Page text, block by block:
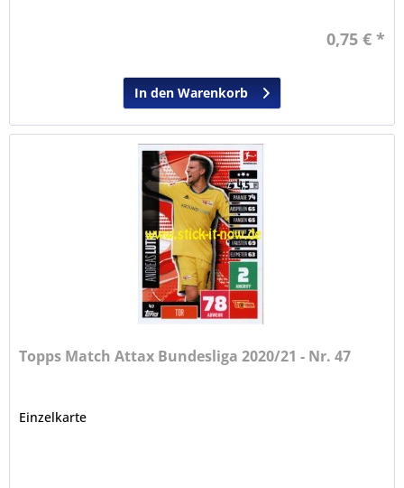
0,75 € *
In den Warenkorb
Topps Match Attax Bundesliga 2020/21 - Nr. 47
Einzelkarte